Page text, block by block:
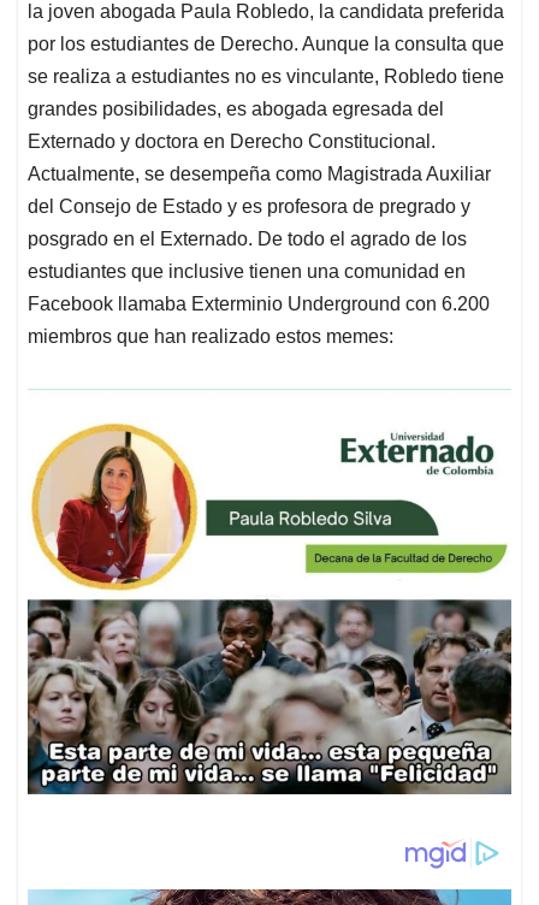
la joven abogada Paula Robledo, la candidata preferida
por los estudiantes de Derecho. Aunque la consulta que
se realiza a estudiantes no es vinculante, Robledo tiene
grandes posibilidades, es abogada egresada del
Externado y doctora en Derecho Constitucional.
Actualmente, se desempeña como Magistrada Auxiliar
del Consejo de Estado y es profesora de pregrado y
posgrado en el Externado. De todo el agrado de los
estudiantes que inclusive tienen una comunidad en
Facebook llamaba Exterminio Underground con 6.200
miembros que han realizado estos memes: